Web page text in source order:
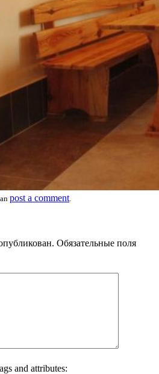
post a comment.
Обязательные поля
and attributes: